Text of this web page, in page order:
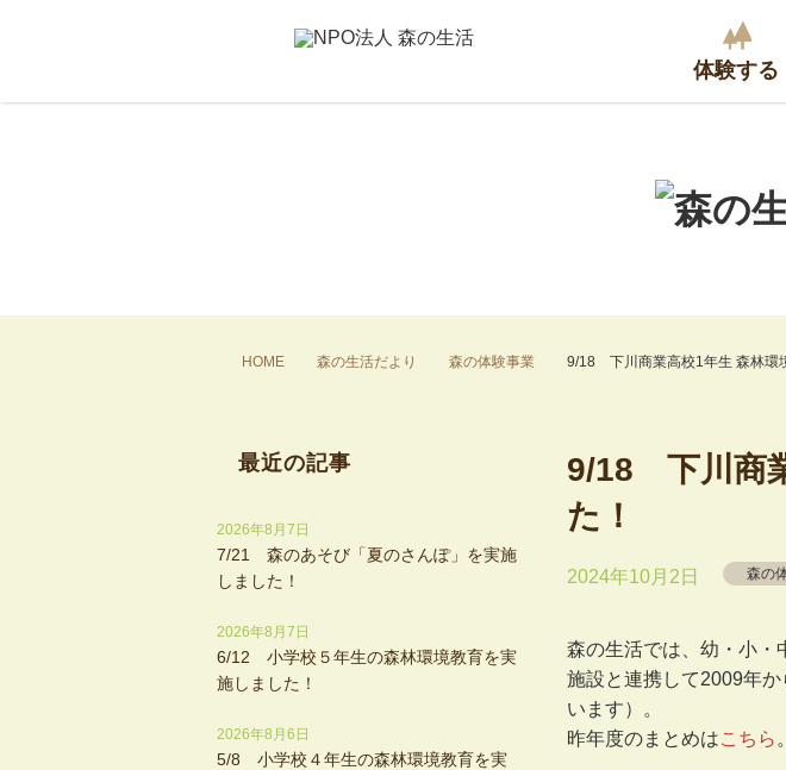
体験する
HOME 森の生活だより 森の体験事業 9/18 下川商業高校1年生 森林環
9/18 下川商
た！
2024年10月2日 森の
森の生活では、幼・小・
施設と連携して2009年
います）。
昨年度のまとめはこちら 。
最近の記事
2026年8月7日
7/21 森のあそび「夏のさんぽ」を実施
しました！
2026年8月7日
6/12 小学校５年生の森林環境教育を実
施しました！
2026年8月6日
5/8 小学校４年生の森林環境教育を実